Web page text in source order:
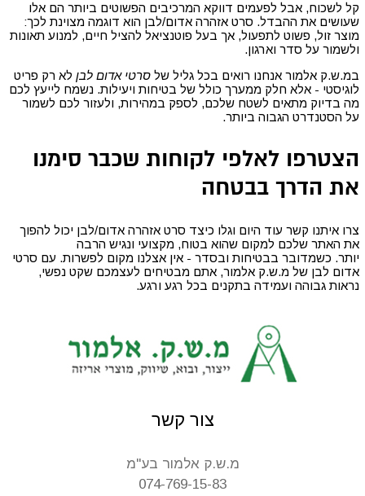
קל לשכוח, אבל לפעמים דווקא המרכיבים הפשוטים ביותר הם אלו
שעושים את ההבדל. סרט אזהרה אדום/לבן הוא דוגמה מצוינת לכך:
מוצר זול, פשוט לתפעול, אך בעל פוטנציאל להציל חיים, למנוע תאונות
ולשמור על סדר וארגון.
במ.ש.ק אלמור אנחנו רואים בכל גליל של סרטי אדום לבןלא רק פריט
לוגיסטי - אלא חלק ממערך כולל של בטיחות ויעילות. נשמח לייעץ לכם
מה בדיוק מתאים לשטח שלכם, לספק במהירות, ולעזור לכם לשמור
על הסטנדרט הגבוה ביותר.
הצטרפו לאלפי לקוחות שכבר סימנו
את הדרך בבטחה
צרו איתנו קשר עוד היום וגלו כיצד סרט אזהרה אדום/לבן יכול להפוך
את האתר שלכם למקום שהוא בטוח, מקצועי ונגיש הרבה
יותר. כשמדובר בבטיחות ובסדר - אין אצלנו מקום לפשרות. עם סרטי
אדום לבן של מ.ש.ק אלמור, אתם מבטיחים לעצמכם שקט נפשי,
נראות גבוהה ועמידה בתקנים בכל רגע ורגע.
צור קשר
מ.ש.ק אלמור בע"מ
074-769-15-83